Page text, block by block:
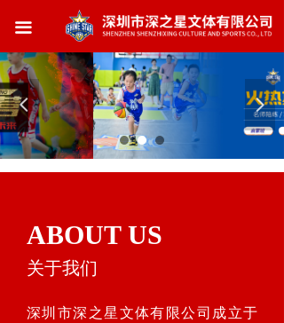
넳 넲
끀
首页
公司简介
环境展示
赛事宣传
ABOUT US
关于我们
深圳市深之星文体有限公司成立于